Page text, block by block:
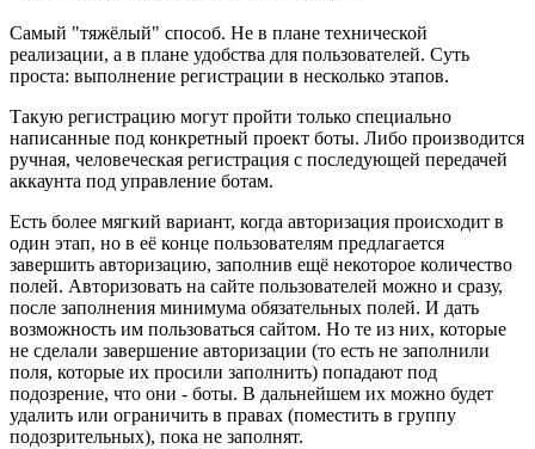
Самый "тяжёлый" способ. Не в плане технической
реализации, а в плане удобства для пользователей. Суть
проста: выполнение регистрации в несколько этапов.
Такую регистрацию могут пройти только специально
написанные под конкретный проект боты. Либо производится
ручная, человеческая регистрация с последующей передачей
аккаунта под управление ботам.
Есть более мягкий вариант, когда авторизация происходит в
один этап, но в её конце пользователям предлагается
завершить авторизацию, заполнив ещё некоторое количество
полей. Авторизовать на сайте пользователей можно и сразу,
после заполнения минимума обязательных полей. И дать
возможность им пользоваться сайтом. Но те из них, которые
не сделали завершение авторизации (то есть не заполнили
поля, которые их просили заполнить) попадают под
подозрение, что они - боты. В дальнейшем их можно будет
удалить или ограничить в правах (поместить в группу
подозрительных), пока не заполнят.